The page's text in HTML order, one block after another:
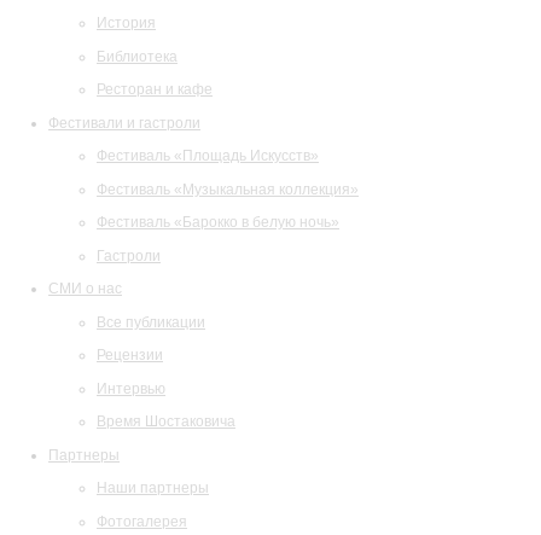
История
Библиотека
Ресторан и кафе
Фестивали и гастроли
Фестиваль «Площадь Искусств»
Фестиваль «Музыкальная коллекция»
Фестиваль «Барокко в белую ночь»
Гастроли
СМИ о нас
Все публикации
Рецензии
Интервью
Время Шостаковича
Партнеры
Наши партнеры
Фотогалерея